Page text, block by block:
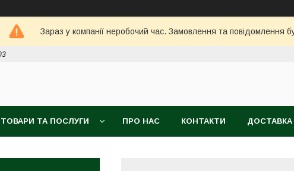
Зараз у компанії неробочий час. Замовлення та повідомлення
ТОВАРИ ТА ПОСЛУГИ ПРО НАС КОНТАКТИ